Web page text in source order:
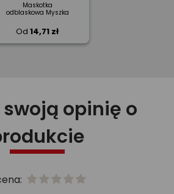
Maskotka
odblaskowa Myszka
Od 14,71 zł
swoją opinię o